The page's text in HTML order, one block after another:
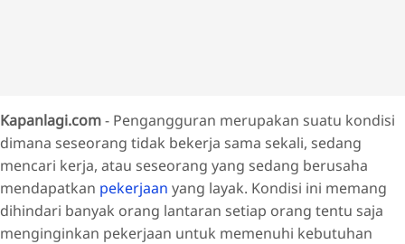
Kapanlagi.com- Pengangguran merupakan suatu kondisi
dimana seseorang tidak bekerja sama sekali, sedang
mencari kerja, atau seseorang yang sedang berusaha
mendapatkan pekerjaan yang layak. Kondisi ini memang
dihindari banyak orang lantaran setiap orang tentu saja
menginginkan pekerjaan untuk memenuhi kebutuhan